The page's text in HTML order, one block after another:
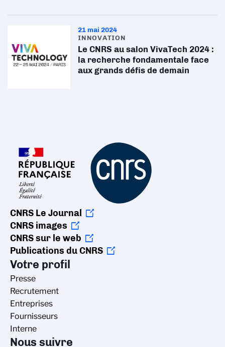
21 mai 2024
INNOVATION
Le CNRS au salon VivaTech 2024 :
la recherche fondamentale face
aux grands défis de demain
CNRS Le Journal
CNRS images
CNRS sur le web
Publications du CNRS
Votre profil
Presse
Recrutement
Entreprises
Fournisseurs
Interne
Nous suivre